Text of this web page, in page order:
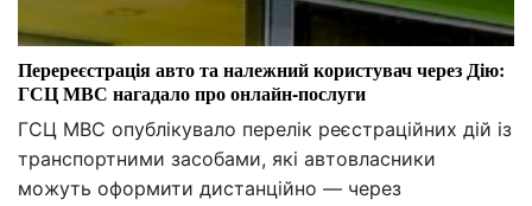
Перереєстрація авто та належний користувач через Дію:
ГСЦ МВС нагадало про онлайн-послуги
ГСЦ МВС опублікувало перелік реєстраційних дій із
транспортними засобами, які автовласники
можуть оформити дистанційно — через